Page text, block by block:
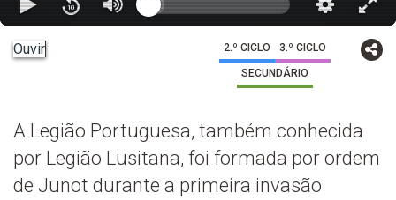
Ouvir 2.º CICLO 3.º CICLO
SECUNDÁRIO
A Legião Portuguesa, também conhecida
por Legião Lusitana, foi formada por ordem
de Junot durante a primeira invasão